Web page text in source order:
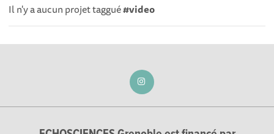
Il n'y a aucun projet taggué#video